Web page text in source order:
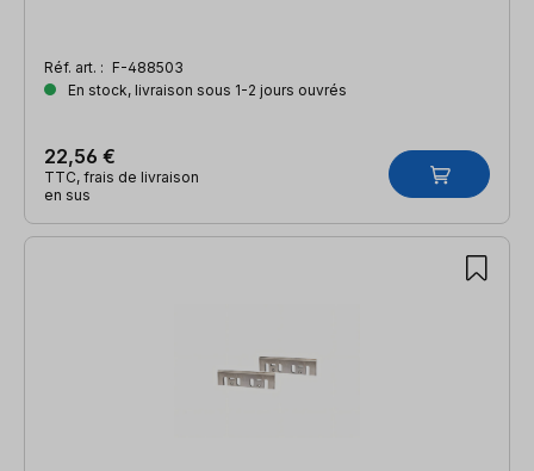
Réf. art. : F-488503
En stock, livraison sous 1-2 jours ouvrés
22,56 €
TTC, frais de livraison
en sus